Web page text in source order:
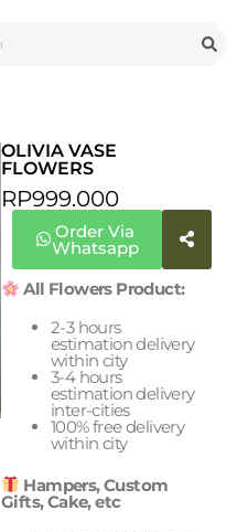
OLIVIA VASE
FLOWERS
RP999.000
Order Via
Whatsapp
All Flowers Product:
2-3 hours
estimation delivery
within city
3-4 hours
estimation delivery
inter-cities
100% free delivery
within city
Hampers, Custom
Gifts, Cake, etc